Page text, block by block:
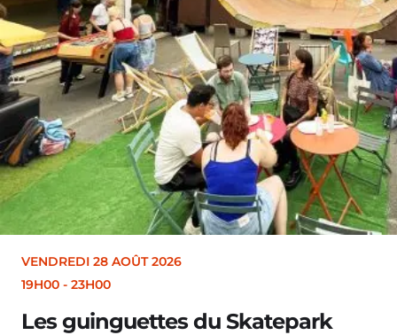
VENDREDI 28 AOÛT 2026
19H00 - 23H00
Les guinguettes du Skatepark